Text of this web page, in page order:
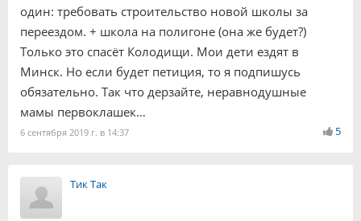
один: требовать строительство новой школы за
переездом. + школа на полигоне (она же будет?)
Только это спасёт Колодищи. Мои дети ездят в
Минск. Но если будет петиция, то я подпишусь
обязательно. Так что дерзайте, неравнодушные
мамы первоклашек…
6 сентября 2019 г. в 14:37 5
Тик Так